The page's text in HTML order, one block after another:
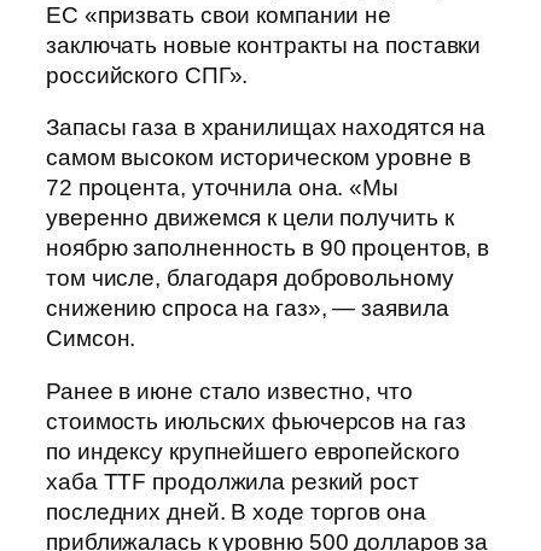
ЕС «призвать свои компании не
заключать новые контракты на поставки
российского СПГ».
Запасы газа в хранилищах находятся на
самом высоком историческом уровне в
72 процента, уточнила она. «Мы
уверенно движемся к цели получить к
ноябрю заполненность в 90 процентов, в
том числе, благодаря добровольному
снижению спроса на газ», — заявила
Симсон.
Ранее в июне стало известно, что
стоимость июльских фьючерсов на газ
по индексу крупнейшего европейского
хаба TTF продолжила резкий рост
последних дней. В ходе торгов она
приближалась к уровню 500 долларов за